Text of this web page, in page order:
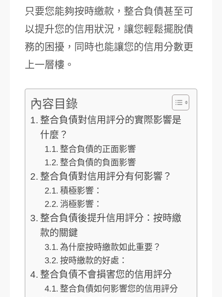
只要您能夠按時繳款，整合負債甚至可
以提升您的信用狀況，讓您輕鬆擺脫債
務的困擾，同時也能讓您的信用分數更
上一層樓。
內容目錄
整合負債對信用評分的實際影響是
什麼？
整合負債的正面影響
整合負債的負面影響
整合負債對信用評分有何影響？
積極影響：
消極影響：
整合負債後提升信用評分：按時繳
款的關鍵
為什麼按時繳款如此重要？
按時繳款的好處：
整合負債不會損害您的信用評分
整合負債如何影響您的信用評分